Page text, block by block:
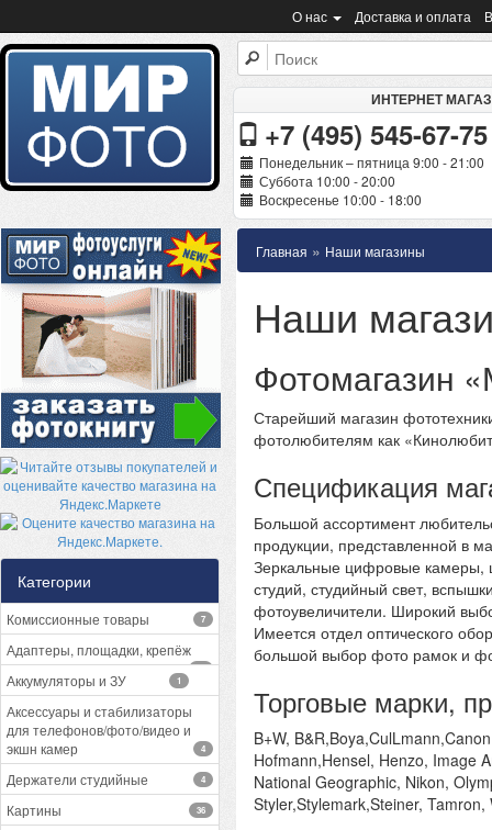
О нас Доставка и оплата
ИНТЕРНЕТ
+7 (495) 545-67-75
Понедельник – пятница 9:00 - 21:00
Суббота 10:00 - 20:00
Воскресенье 10:00 - 18:00
Категории
Комиссионные товары 7
Адаптеры, площадки, крепёж
13
Аккумуляторы и ЗУ 1
Аксессуары и стабилизаторы
для телефонов/фото/видео и
экшн камер
4
Держатели студийные 4
Картины 36
Главная » Наши магазины
Наши
Фотомагазин
Старейший магазин
фотолюбителям как
Спецификация
Большой ассортимент
продукции, представленной в
Зеркальные цифровые камеры,
студий, студийный свет,
фотоувеличители. Широкий
Имеется отдел оптического
большой выбор фото рамок и
Торговые марки,
B+W,
Hofmann,Hensel, Henzo, Image
National Geographic, Nikon,
Styler,Stylemark,Steiner, Tamron,